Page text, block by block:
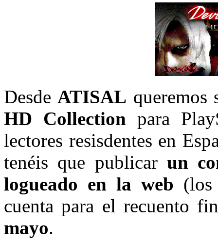
DesdeATISAL
HD Collection para
lectores resisdentes en
tenéis que publicarun
logueado en la web
cuenta para el recuento
mayo.